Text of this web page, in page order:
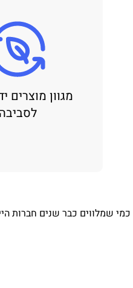
מגוון מוצרים
לסביבה
כמי שמלווים כבר שנים חברות